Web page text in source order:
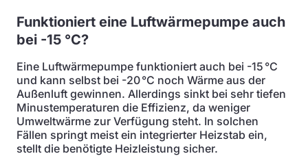
Funktioniert eine Luftwärmepumpe auch
bei -15 °C?
Eine Luftwärmepumpe funktioniert auch bei -15 °C
und kann selbst bei -20 °C noch Wärme aus der
Außenluft gewinnen. Allerdings sinkt bei sehr tiefen
Minustemperaturen die Effizienz, da weniger
Umweltwärme zur Verfügung steht. In solchen
Fällen springt meist ein integrierter Heizstab ein,
stellt die benötigte Heizleistung sicher.